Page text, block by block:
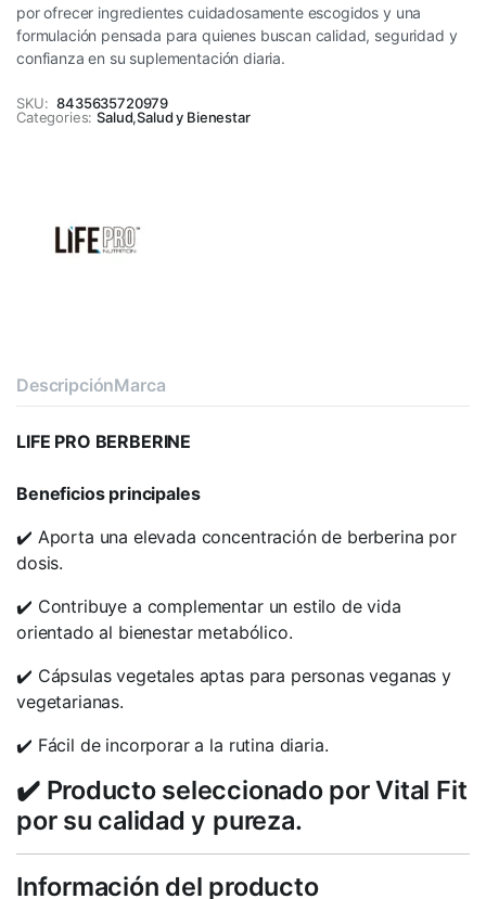
por ofrecer ingredientes cuidadosamente escogidos y una
formulación pensada para quienes buscan calidad, seguridad y
confianza en su suplementación diaria.
SKU: 8435635720979
Categories: Salud,Salud y Bienestar
DescripciónMarca
LIFE PRO BERBERINE
Beneficios principales
✔️ Aporta una elevada concentración de berberina por
dosis.
✔️ Contribuye a complementar un estilo de vida
orientado al bienestar metabólico.
✔️ Cápsulas vegetales aptas para personas veganas y
vegetarianas.
✔️ Fácil de incorporar a la rutina diaria.
✔️ Producto seleccionado por Vital Fit
por su calidad y pureza.
Información del producto